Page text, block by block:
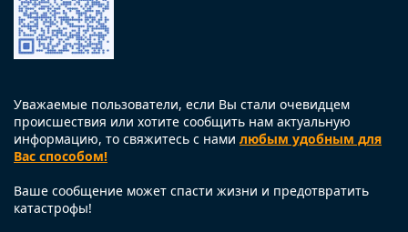
Уважаемые пользователи, если Вы стали очевидцем
происшествия или хотите сообщить нам актуальную
информацию, то свяжитесь с нами любым удобным для
Вас способом!
Ваше сообщение может спасти жизни и предотвратить
катастрофы!